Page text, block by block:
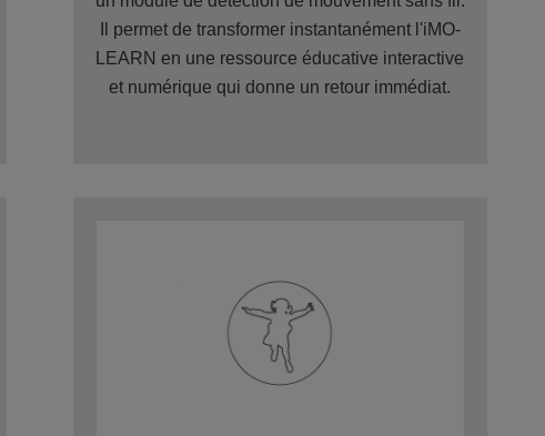
Il permet de transformer instantanément l'iMO-
LEARN en une ressource éducative interactive
et numérique qui donne un retour immédiat.